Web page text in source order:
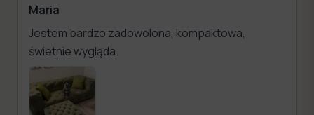
Maria
Jestem bardzo zadowolona, kompaktowa,
świetnie wygląda.